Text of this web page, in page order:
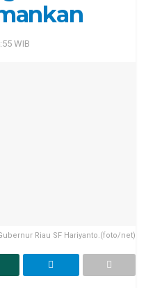
WIB
Riau SF Hariyanto.(foto/net)